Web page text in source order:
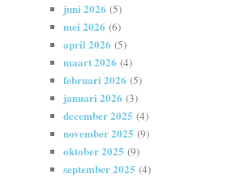
juni 2026 (5)
mei 2026 (6)
april 2026 (5)
maart 2026 (4)
februari 2026 (5)
januari 2026 (3)
december 2025 (4)
november 2025 (9)
oktober 2025 (9)
september 2025 (4)